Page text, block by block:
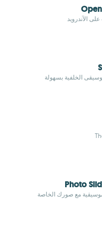
الآندرويد
الخلفية بسهولة
Photo
مع صورك الخاصة